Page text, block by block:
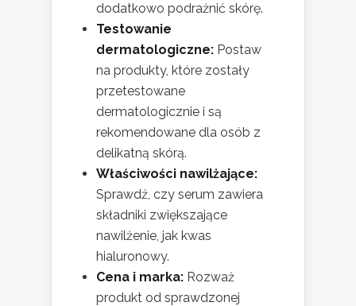
dodatkowo podrażnić skórę.
Testowanie
dermatologiczne: Postaw
na produkty, które zostały
przetestowane
dermatologicznie i są
rekomendowane dla osób z
delikatną skórą.
Właściwości nawilżające:
Sprawdź, czy serum zawiera
składniki zwiększające
nawilżenie, jak kwas
hialuronowy.
Cena i marka: Rozważ
produkt od sprawdzonej